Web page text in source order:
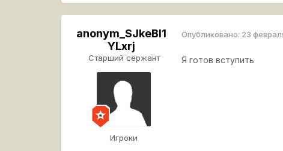
anonym_SJkeBI1
YLxrj
Старший сержант
Игроки
Опубликовано: 23
Я готов вступить